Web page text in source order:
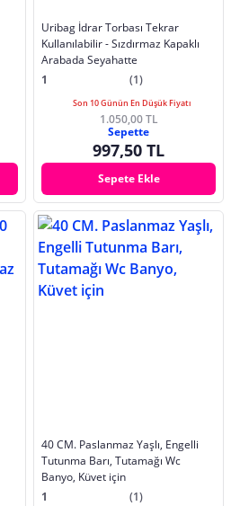
Uribag İdrar Torbası Tekrar
Kullanılabilir - Sızdırmaz Kapaklı
Arabada Seyahatte
1
(1)
Son 10 Günün En Düşük Fiyatı
1.050,00 TL
Sepette
997,50 TL
Sepete Ekle
40 CM. Paslanmaz Yaşlı, Engelli
Tutunma Barı, Tutamağı Wc
Banyo, Küvet için
1
(1)